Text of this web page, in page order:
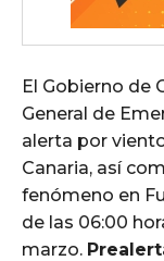
El Gobierno de
General de
alerta por
Canaria, así
fenómeno en
de las 06:00
marzo.